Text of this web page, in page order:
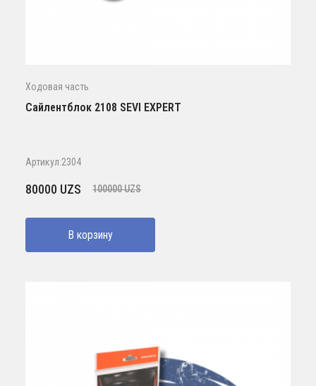
Ходовая часть
Сайлентблок 2108 SEVI EXPERT
Артикул:2304
100000UZS
Первоначальная
составляла
100000 UZS.
80000 UZS
Текущая
80000 UZS.
В корзину